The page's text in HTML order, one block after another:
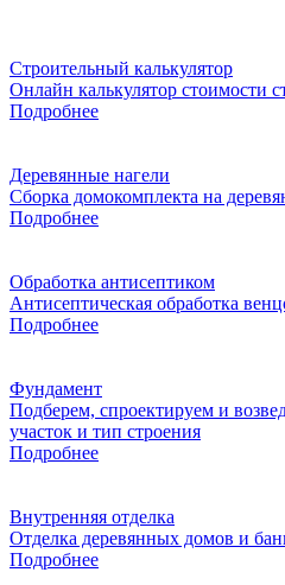
Строительный калькулятор
Онлайн калькулятор стоимости
Подробнее
Деревянные нагели
Сборка домокомплекта на
Подробнее
Обработка антисептиком
Антисептическая обработка
Подробнее
Фундамент
Подберем, спроектируем и
участок и тип строения
Подробнее
Внутренняя отделка
Отделка деревянных домов и
Подробнее